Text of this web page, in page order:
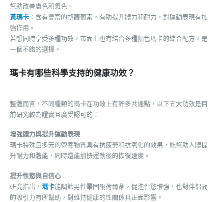
幫助改善膚色和氣色。
黃瑪卡 ：含有豐富的胡蘿蔔素，有助提升體力和耐力，對運動表現有加
強作用。
若想同時享受多種功效，市面上也有結合多種顏色瑪卡的綜合配方，是
一個不錯的選擇。
瑪卡有哪些科學支持的健康功效？
整體而言，不同種類的瑪卡在功效上有許多共通點，以下五大功效是目
前研究較為證實且廣受認可的：
增強體力與提升運動表現
瑪卡特殊且多元的營養物質具有抗疲勞和抗氧化的效果，能幫助人體提
升耐力和體能，同時還能加快運動後的恢復速度。
提升性慾與自信心
研究指出， 瑪卡能調節男性睪固酮荷爾蒙，促進性慾增強，也對伴侶間
的吸引力有所幫助，對維持健康的性關係具正面影響。